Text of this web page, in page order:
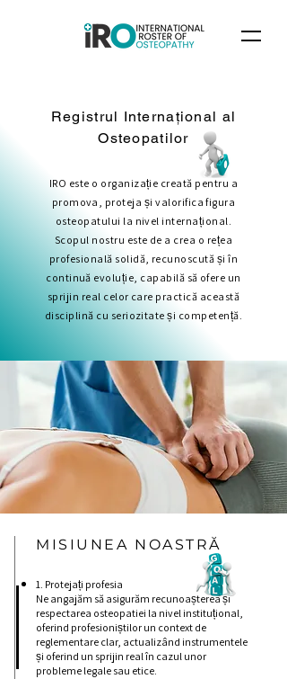
Registrul Internațional al
Osteopatilor
IRO este o organizație creată pentru a
promova, proteja și valorifica figura
osteopatului la nivel internațional.
Scopul nostru este de a crea o rețea
profesională solidă, recunoscută și în
continuă evoluție, capabilă să ofere un
sprijin real celor care practică această
disciplină cu seriozitate și competență.
MISIUNEA NOASTRĂ
1. Protejați profesia
Ne angajăm să asigurăm recunoașterea și
respectarea osteopatiei la nivel instituțional,
oferind profesioniștilor un context de
reglementare clar, actualizând instrumentele
și oferind un sprijin real în cazul unor
probleme legale sau etice.